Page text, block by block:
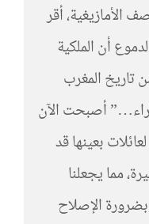
الأمازيغية، أقر
أن الملكية
تاريخ المغرب
أصبحت الآن
بعينها قد
مما يجعلنا
الإصلاح